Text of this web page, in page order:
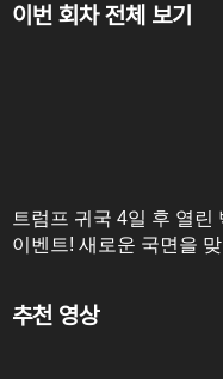
이번 회차 전체 보기
트럼프 귀국 4일 후 열린
이벤트! 새로운 국면을
추천 영상